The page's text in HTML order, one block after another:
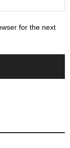
for the next